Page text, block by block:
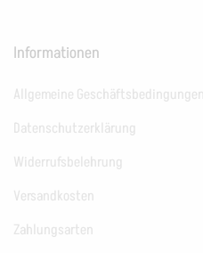
Informationen
Allgemeine Geschäftsbedingungen
Datenschutzerklärung
Widerrufsbelehrung
Versandkosten
Zahlungsarten